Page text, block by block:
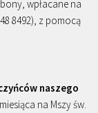
wpłacane na
8492), z pomocą
naszego
na Mszy św.